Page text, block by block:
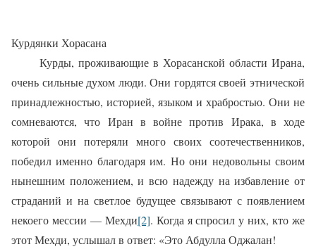
Курдянки Хорасана
Курды, проживающие в Хорасанской области Ирана,
очень сильные духом люди. Они гордятся своей этнической
принадлежностью, историей, языком и храбростью. Они не
сомневаются, что Иран в войне против Ирака, в ходе
которой они потеряли много своих соотечественников,
победил именно благодаря им. Но они недовольны своим
нынешним положением, и всю надежду на избавление от
страданий и на светлое будущее связывают с появлением
некоего мессии — Мехди[2]. Когда я спросил у них, кто же
этот Мехди, услышал в ответ: «Это Абдулла Оджалан!